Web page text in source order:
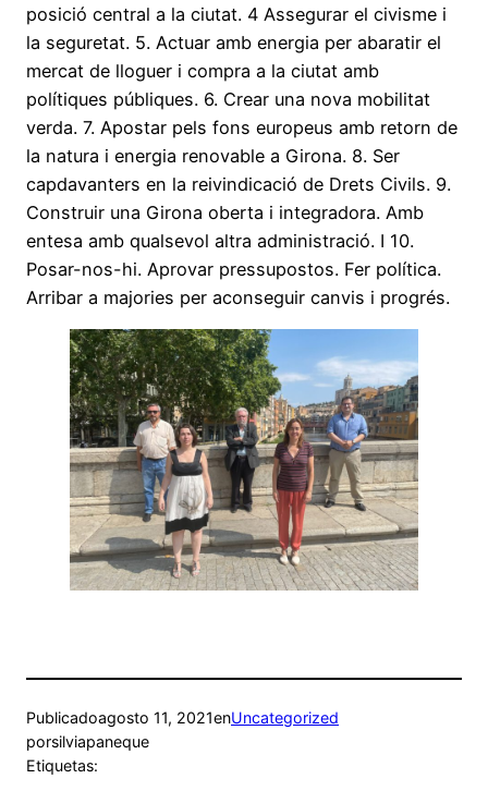
posició central a la ciutat. 4 Assegurar el civisme i
la seguretat. 5. Actuar amb energia per abaratir el
mercat de lloguer i compra a la ciutat amb
polítiques públiques. 6. Crear una nova mobilitat
verda. 7. Apostar pels fons europeus amb retorn de
la natura i energia renovable a Girona. 8. Ser
capdavanters en la reivindicació de Drets Civils. 9.
Construir una Girona oberta i integradora. Amb
entesa amb qualsevol altra administració. I 10.
Posar-nos-hi. Aprovar pressupostos. Fer política.
Arribar a majories per aconseguir canvis i progrés.
Publicadoagosto 11, 2021enUncategorized
porsilviapaneque
Etiquetas: